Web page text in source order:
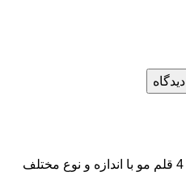
دیدگاه
برس چرخشی چرخش 360 اینچی 4 قلم مو با اندازه و نوع مختلف